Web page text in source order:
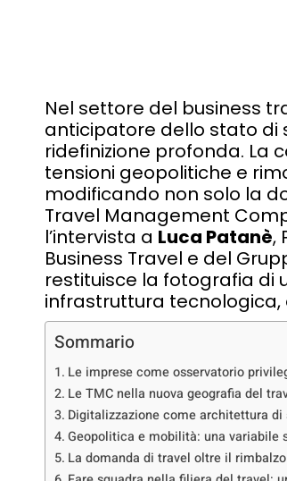
Nel settore del business
anticipatore dello stato di
ridefinizione profonda. La
tensioni geopolitiche e
modificando non solo la
Travel Management
l’intervista a Luca Patanè,
Business Travel e del
restituisce la fotografia di
infrastruttura tecnologica,
Sommario
Le imprese come osservatorio
Le TMC nella nuova geografia del
Digitalizzazione come architettura di
Geopolitica e mobilità: una variabile
La domanda di travel oltre il